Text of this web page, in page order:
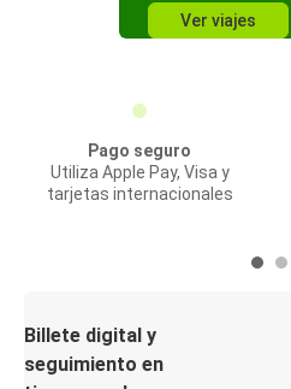
Ver viajes
Pago seguro
Utiliza Apple Pay, Visa y
tarjetas internacionales
Billete digital y
seguimiento en